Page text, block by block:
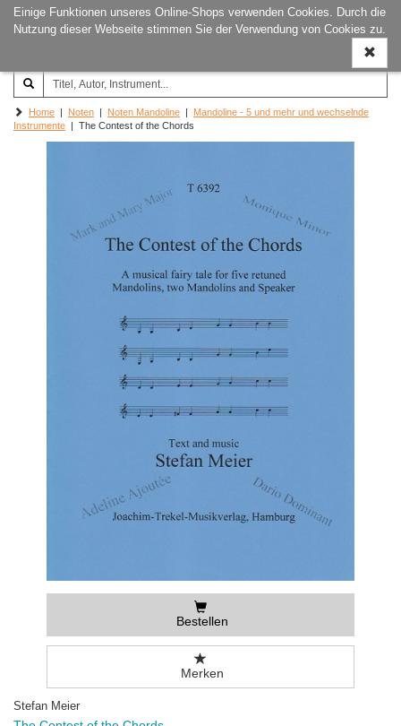
Einige Funktionen unseres Online-Shops verwenden Cookies. Durch die
Nutzung dieser Webseite stimmen Sie der Verwendung von Cookies zu.
ein-/
Joachim‐Trekel‐Musikverlag,
Hamburg
Home | Noten | Noten Mandoline | Mandoline - 5 und mehr und wechselnde
Instrumente | The Contest of the Chords
Bestellen
Merken
Stefan Meier